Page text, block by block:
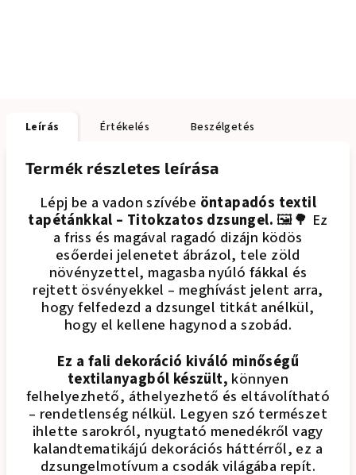
Leírás Értékelés Beszélgetés
Termék részletes leírása
Lépj be a vadon szívébe öntapadós textil
tapétánkkal – Titokzatos dzsungel. 🖼️🌳 Ez
a friss és magával ragadó dizájn ködös
esőerdei jelenetet ábrázol, tele zöld
növényzettel, magasba nyúló fákkal és
rejtett ösvényekkel – meghívást jelent arra,
hogy felfedezd a dzsungel titkát anélkül,
hogy el kellene hagynod a szobád.
Ez a fali dekoráció kiváló minőségű
textilanyagból készült, könnyen
felhelyezhető, áthelyezhető és eltávolítható
– rendetlenség nélkül. Legyen szó természet
ihlette sarokról, nyugtató menedékről vagy
kalandtematikájú dekorációs háttérről, ez a
dzsungelmotívum a csodák világába repít.